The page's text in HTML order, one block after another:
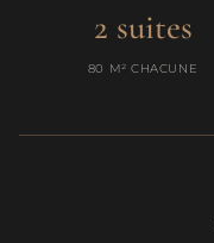
2 suites
80 M² CHACUNE